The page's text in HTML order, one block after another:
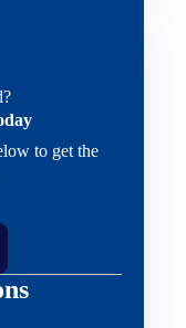
to get the